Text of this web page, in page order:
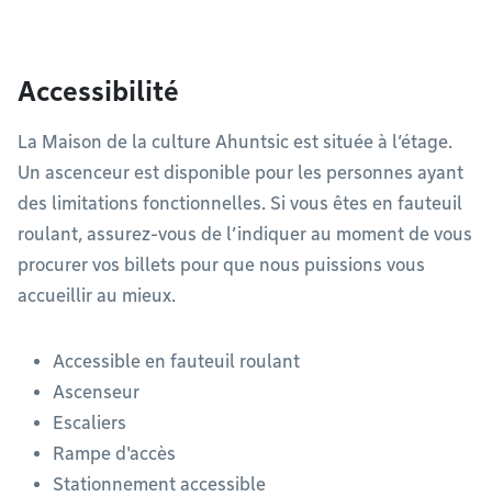
Accessibilité
La Maison de la culture Ahuntsic est située à l’étage.
Un ascenceur est disponible pour les personnes ayant
des limitations fonctionnelles. Si vous êtes en fauteuil
roulant, assurez-vous de l’indiquer au moment de vous
procurer vos billets pour que nous puissions vous
accueillir au mieux.
Accessible en fauteuil roulant
Ascenseur
Escaliers
Rampe d'accès
Stationnement accessible